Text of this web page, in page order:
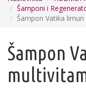
Šamponi i
Šampon Vatika
Šampon